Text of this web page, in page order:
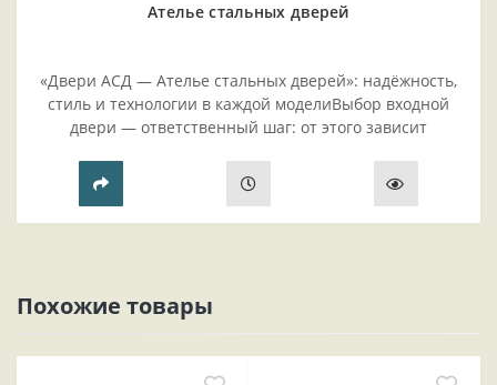
Ателье стальных дверей
«Двери АСД — Ателье стальных дверей»: надёжность,
стиль и технологии в каждой моделиВыбор входной
двери — ответственный шаг: от этого зависит
прихожей..
Похожие товары